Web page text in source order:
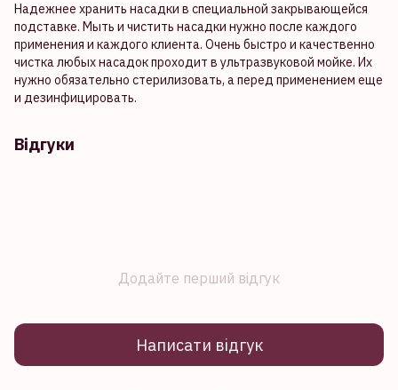
Надежнее хранить насадки в специальной закрывающейся
подставке. Мыть и чистить насадки нужно после каждого
применения и каждого клиента. Очень быстро и качественно
чистка любых насадок проходит в ультразвуковой мойке. Их
нужно обязательно стерилизовать, а перед применением еще
и дезинфицировать.
Відгуки
Додайте перший відгук
Написати відгук